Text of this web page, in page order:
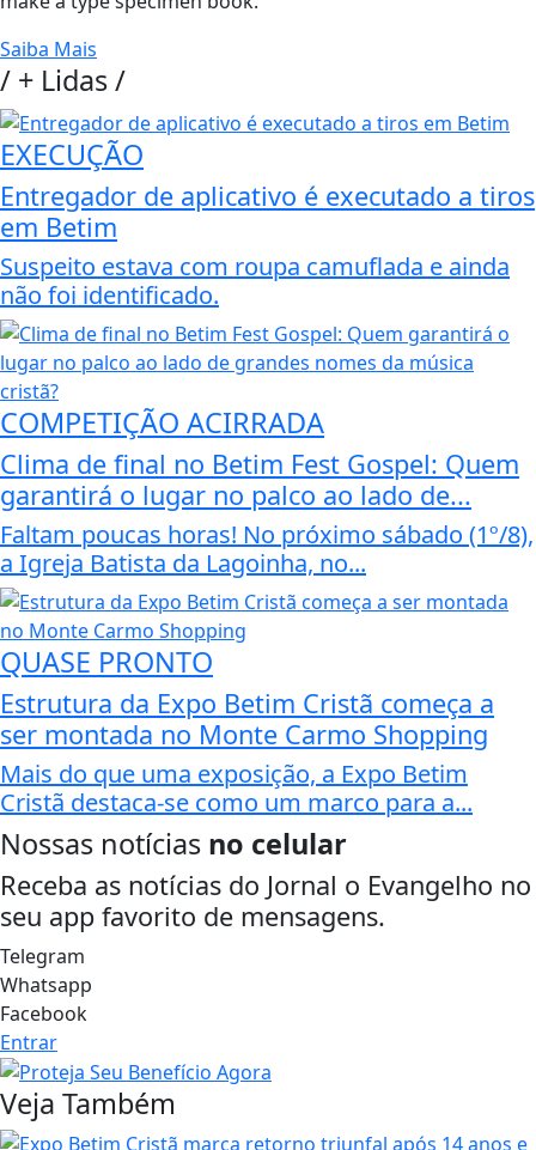
Saiba Mais
/ + Lidas/
EXECUÇÃO
Entregador de aplicativo é executado a tiros
em Betim
Suspeito estava com roupa camuflada e ainda
não foi identificado.
COMPETIÇÃO ACIRRADA
Clima de final no Betim Fest Gospel: Quem
garantirá o lugar no palco ao lado de...
Faltam poucas horas! No próximo sábado (1º/8),
a Igreja Batista da Lagoinha, no...
QUASE PRONTO
Estrutura da Expo Betim Cristã começa a
ser montada no Monte Carmo Shopping
Mais do que uma exposição, a Expo Betim
Cristã destaca-se como um marco para a...
Nossas notícias no celular
Receba as notícias do Jornal o Evangelho no
seu app favorito de mensagens.
Telegram
Whatsapp
Facebook
Entrar
Veja Também